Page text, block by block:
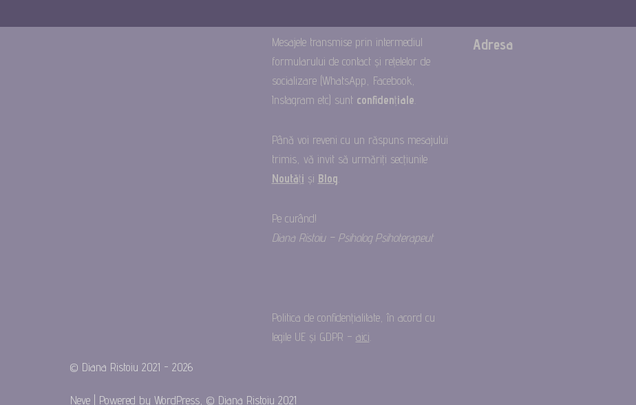
Mesajele transmise prin intermediul
formularului de contact și rețelelor de
socializare (WhatsApp, Facebook,
Instagram etc) sunt confidențiale.
Până voi reveni cu un răspuns mesajului
trimis, vă invit să urmăriți secțiunile
Noutăți și Blog.
Pe curând!
Diana Ristoiu – Psiholog Psihoterapeut
Politica de confidențialitate, în acord cu
legile UE și GDPR – aici.
Adresa
© Diana Ristoiu 2021 - 2026
Neve | Powered by WordPress, © Diana Ristoiu 2021